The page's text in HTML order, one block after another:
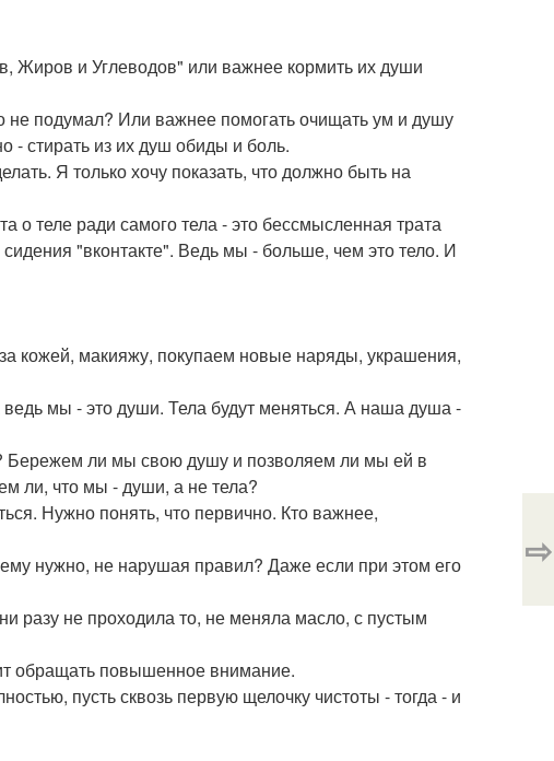
Жиров и Углеводов" или важнее кормить их души
подумал? Или важнее помогать очищать ум и душу
- стирать из их душ обиды и боль.
Я только хочу показать, что должно быть на
теле ради самого тела - это бессмысленная трата
"вконтакте". Ведь мы - больше, чем это тело. И
кожей, макияжу, покупаем новые наряды, украшения,
мы - это души. Тела будут меняться. А наша душа -
Бережем ли мы свою душу и позволяем ли мы ей в
ли, что мы - души, а не тела?
Нужно понять, что первично. Кто важнее,
нужно, не нарушая правил? Даже если при этом его
разу не проходила то, не меняла масло, с пустым
обращать повышенное внимание.
пусть сквозь первую щелочку чистоты - тогда - и
⇨